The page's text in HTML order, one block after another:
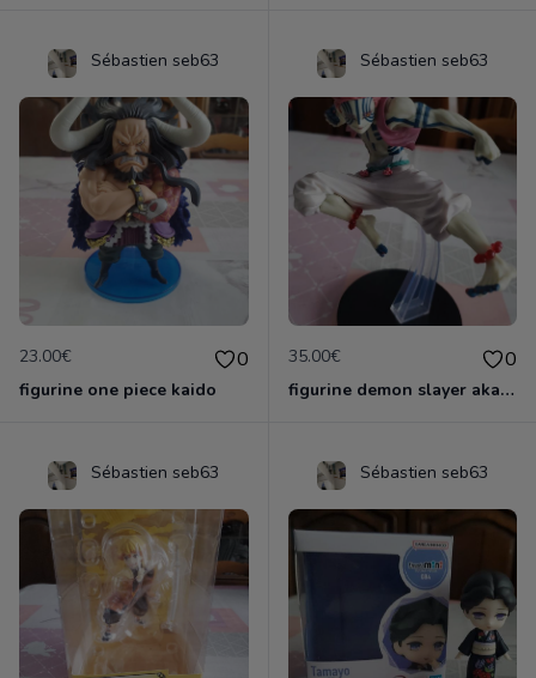
Sébastien seb63
23.00€ 0
figurine one piece kaido
Sébastien seb63
35.00€ 0
figurine demon slayer akaza officielle &ichiban
Sébastien seb63 Sébastien seb63